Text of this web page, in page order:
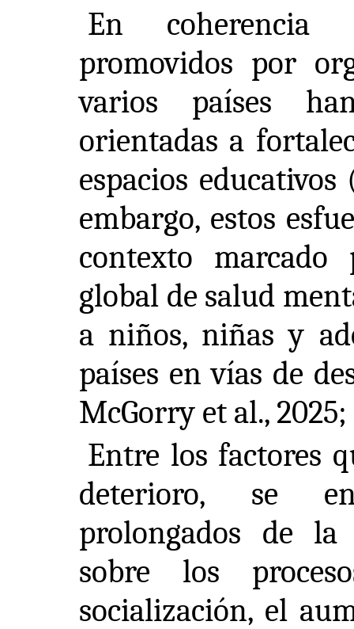
En coherencia
promovidos por
varios países
orientadas a
espacios
embargo, estos
contexto
global de salud
a niños, niñas y
países en vías de
McGorry et al., 2025;
Entre los factores
deterioro, se
prolongados de la
sobre los
socialización, el